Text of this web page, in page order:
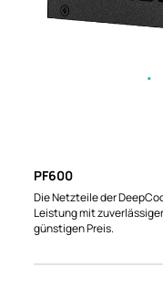
PF600
Die Netzteile der
Leistung mit
günstigen Preis.